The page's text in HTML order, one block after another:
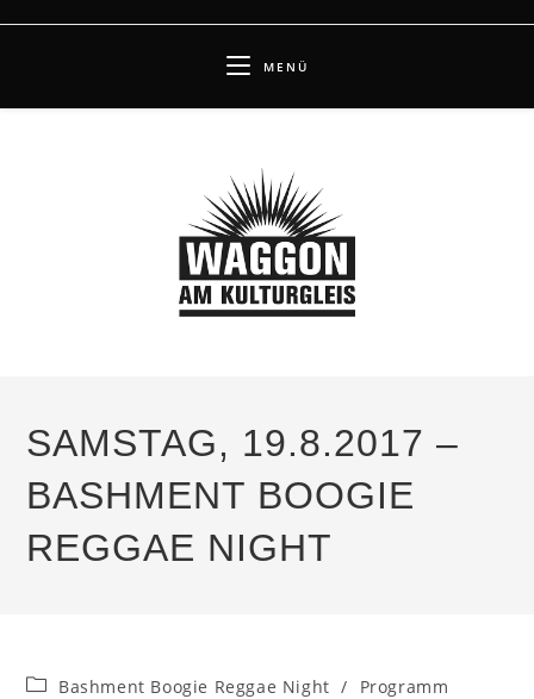
MENÜ
SAMSTAG, 19.8.2017 –
BASHMENT BOOGIE
REGGAE NIGHT
Beitrags-
Bashment Boogie Reggae Night / Programm